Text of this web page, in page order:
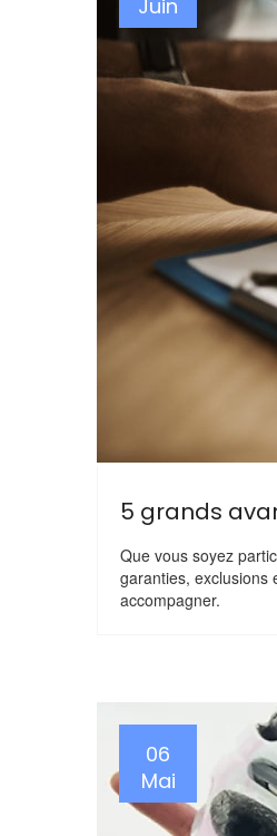
Juin
5 grands
Que vous soyez
garanties, exclusions
accompagner.
06
Mai